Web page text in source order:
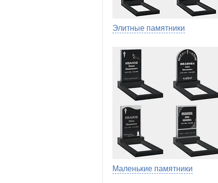
Элитные памятники
Маленькие памятники